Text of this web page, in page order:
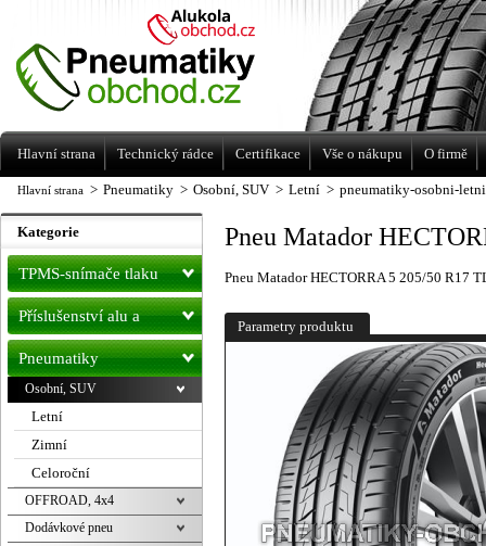
Hlavní strana > Pneumatiky > Osobní, SUV > Letní > pneumatiky-osobni-
Pneu Matador
Pneu Matador HECTORRA 5 205/50 R17
Parametry produktu
Kategorie
TPMS-snímače tlaku
Příslušenství alu a
pneu
Pneumatiky
Osobní, SUV
Letní
Zimní
Celoroční
OFFROAD, 4x4
Dodávkové pneu
Levné pneumatiky letní, zimní, Alu kola
a litá kola Racing Line
Hlavní strana Technický rádce Certifikace Vše o nákupu O firmě